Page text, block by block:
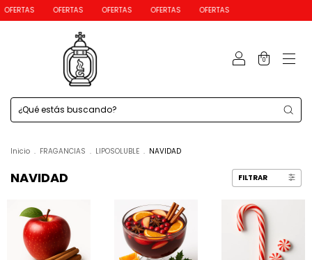
OFERTAS OFERTAS OFERTAS OFERTAS
0
Inicio . FRAGANCIAS . LIPOSOLUBLE . NAVIDAD
NAVIDAD FILTRAR